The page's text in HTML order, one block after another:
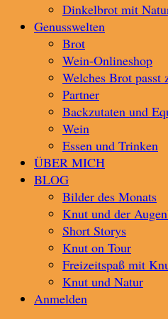
Dinkelbrot mit
Genusswelten
Brot
Wein-Onlineshop
Welches Brot passt
Partner
Backzutaten und
Wein
Essen und Trinken
ÜBER MICH
BLOG
Bilder des Monats
Knut und der
Short Storys
Knut on Tour
Freizeitspaß mit
Knut und Natur
Anmelden